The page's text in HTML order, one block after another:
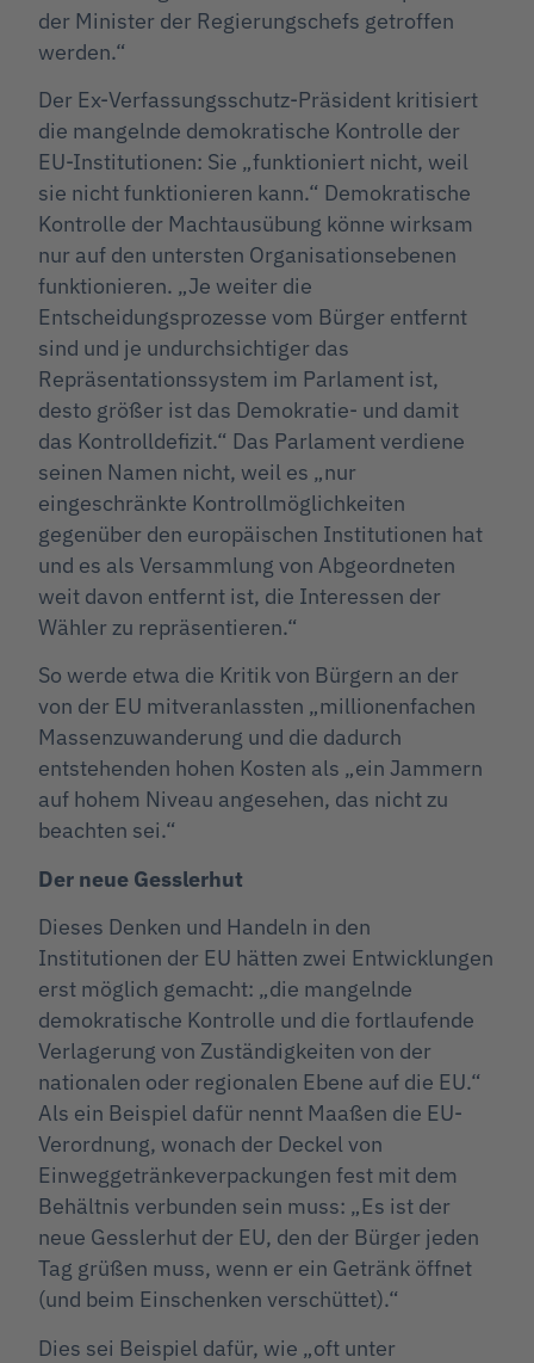
der Minister der Regierungschefs getroffen
werden.“
Der Ex-Verfassungsschutz-Präsident kritisiert
die mangelnde demokratische Kontrolle der
EU-Institutionen: Sie „funktioniert nicht, weil
sie nicht funktionieren kann.“ Demokratische
Kontrolle der Machtausübung könne wirksam
nur auf den untersten Organisationsebenen
funktionieren. „Je weiter die
Entscheidungsprozesse vom Bürger entfernt
sind und je undurchsichtiger das
Repräsentationssystem im Parlament ist,
desto größer ist das Demokratie- und damit
das Kontrolldefizit.“ Das Parlament verdiene
seinen Namen nicht, weil es „nur
eingeschränkte Kontrollmöglichkeiten
gegenüber den europäischen Institutionen hat
und es als Versammlung von Abgeordneten
weit davon entfernt ist, die Interessen der
Wähler zu repräsentieren.“
So werde etwa die Kritik von Bürgern an der
von der EU mitveranlassten „millionenfachen
Massenzuwanderung und die dadurch
entstehenden hohen Kosten als „ein Jammern
auf hohem Niveau angesehen, das nicht zu
beachten sei.“
Der neue Gesslerhut
Dieses Denken und Handeln in den
Institutionen der EU hätten zwei Entwicklungen
erst möglich gemacht: „die mangelnde
demokratische Kontrolle und die fortlaufende
Verlagerung von Zuständigkeiten von der
nationalen oder regionalen Ebene auf die EU.“
Als ein Beispiel dafür nennt Maaßen die EU-
Verordnung, wonach der Deckel von
Einweggetränkeverpackungen fest mit dem
Behältnis verbunden sein muss: „Es ist der
neue Gesslerhut der EU, den der Bürger jeden
Tag grüßen muss, wenn er ein Getränk öffnet
(und beim Einschenken verschüttet).“
Dies sei Beispiel dafür, wie „oft unter